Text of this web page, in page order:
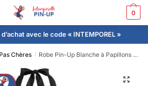
0
avec le code « INTEMPOREL »
Chères / Robe Pin-Up Blanche à Papillons Vintage 50’s